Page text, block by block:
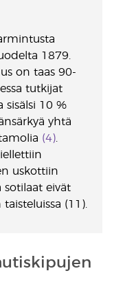
1879.
on taas 90-
tutkijat
sisälsi 10 %
yhtä
(4)
uskottiin
sotilaat eivät
(11).